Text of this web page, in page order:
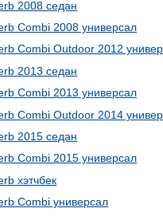
2008 cедан
Combi 2008 универсал
Combi Outdoor 2012
2013 седан
Combi 2013 универсал
Combi Outdoor 2014
2015 седан
Combi 2015 универсал
хэтчбек
Combi универсал